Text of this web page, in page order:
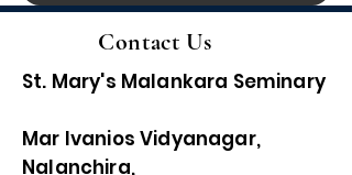
Contact Us
St. Mary's Malankara Seminary
Mar Ivanios Vidyanagar,
Nalanchira,